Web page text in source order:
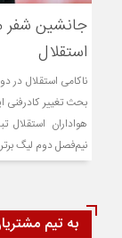
جانشین
استقلال
ناکامی استقلال در
بحث تغییر
هواداران استقلال
نیم‌فصل دوم لیگ برتر ایران
به تیم